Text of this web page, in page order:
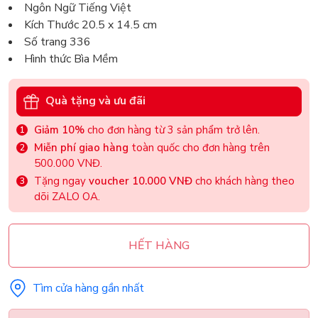
Ngôn Ngữ Tiếng Việt
Kích Thước 20.5 x 14.5 cm
Số trang 336
Hình thức Bìa Mềm
Quà tặng và ưu đãi
Giảm 10% cho đơn hàng từ 3 sản phẩm trở lên.
Miễn phí giao hàng toàn quốc cho đơn hàng trên
500.000 VNĐ.
Tặng ngay voucher 10.000 VNĐ cho khách hàng theo
dõi ZALO OA.
HẾT HÀNG
Tìm cửa hàng gần nhất